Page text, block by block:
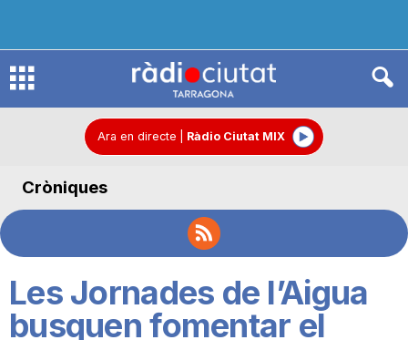
R
d
Ara en directe Ràdio Ciutat MIX
Cròniques
Les Jornades de l’Aigua
busquen fomentar el